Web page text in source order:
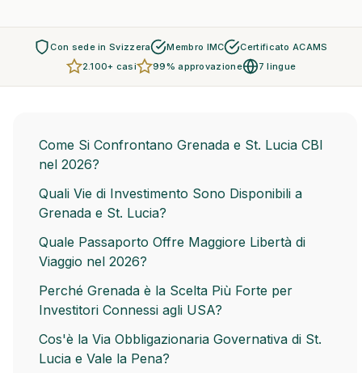
Con sede in Svizzera Membro IMC
Certificato ACAMS
2.100+ casi
99% approvazione 7 lingue
Come Si Confrontano Grenada e St. Lucia CBI
nel 2026?
Quali Vie di Investimento Sono Disponibili a
Grenada e St. Lucia?
Quale Passaporto Offre Maggiore Libertà di
Viaggio nel 2026?
Perché Grenada è la Scelta Più Forte per
Investitori Connessi agli USA?
Cos'è la Via Obbligazionaria Governativa di St.
Lucia e Vale la Pena?